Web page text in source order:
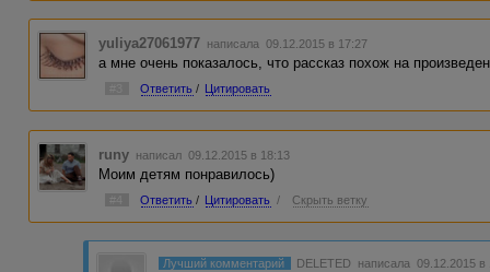
yuliya27061977 написала 09.12.2015 в 17:27
а мне очень показалось, что рассказ похож на
Ответить / Цитировать
runy написал 09.12.2015 в 18:13
Моим детям понравилось)
Ответить / Цитировать / Скрыть ветку
Лучший комментарий DELETED написала 09.12.2015